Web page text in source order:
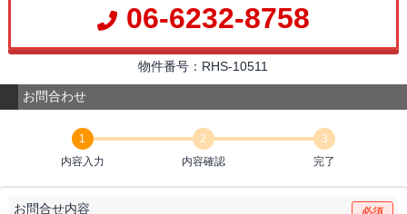
06-6232-8758
物件番号：RHS-10511
お問合わせ
1
内容入力
2
内容確認
3
完了
お問合せ内容